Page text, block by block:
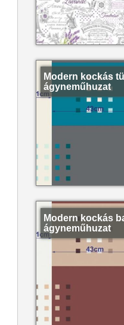
Modern kockás
ágyneműhuzat
Modern kockás
ágyneműhuzat